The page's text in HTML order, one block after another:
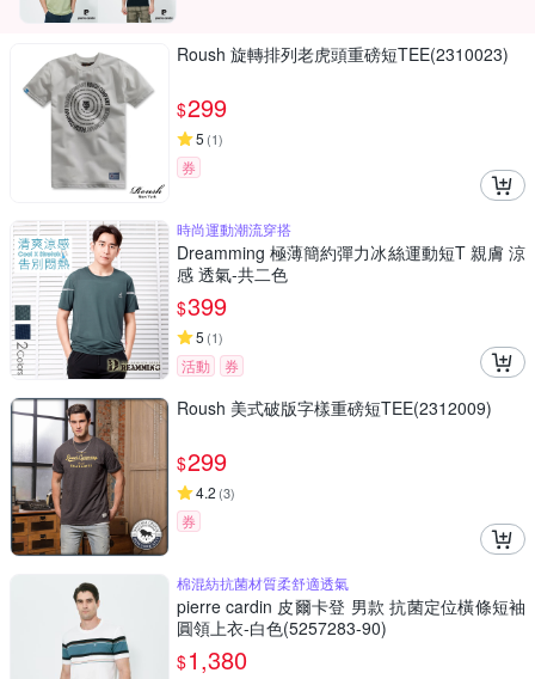
Roush 旋轉排列老虎頭重磅短TEE(2310023)
$299
5 (1)
券
時尚運動潮流穿搭
Dreamming 極薄簡約彈力冰絲運動短T 親膚 涼
感 透氣-共二色
$399
5 (1)
活動 券
Roush 美式破版字樣重磅短TEE(2312009)
$299
4.2 (3)
券
棉混紡抗菌材質柔舒適透氣
pierre cardin 皮爾卡登 男款 抗菌定位橫條短袖
圓領上衣-白色(5257283-90)
$1,380